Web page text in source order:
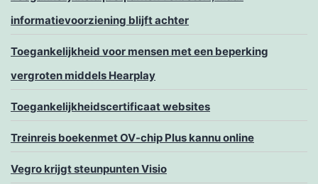
informatievoorziening blijft achter
Toegankelijkheid voor mensen met een beperking
vergroten middels Hearplay
Toegankelijkheidscertificaat websites
Treinreis boekenmet OV-chip Plus kannu online
Vegro krijgt steunpunten Visio